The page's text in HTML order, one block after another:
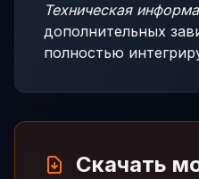
Техническая
дополнительных
полностью
Скачать